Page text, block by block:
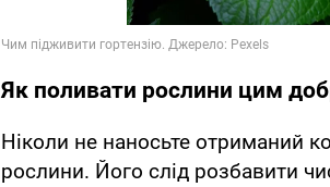
Як поливати рослини цим
Ніколи не наносьте отриманий
рослини. Його слід розбавити